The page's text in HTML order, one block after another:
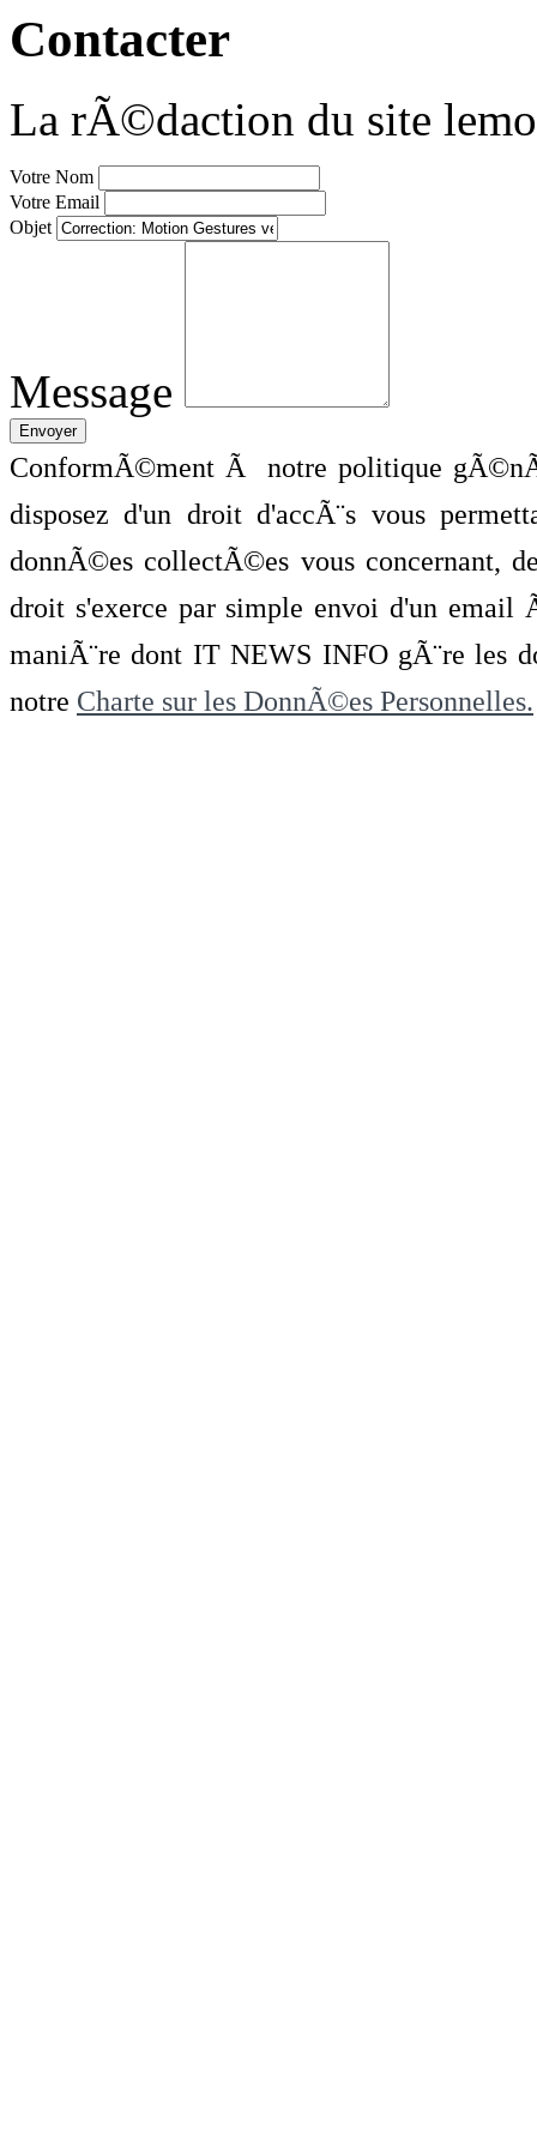
Contacter
La rÃ©daction du site
Votre Nom
Votre Email
Objet
Message
ConformÃ©ment Ã notre politique
disposez d'un droit d'accÃ¨s vous
donnÃ©es collectÃ©es vous concernant,
droit s'exerce par simple envoi d'un
maniÃ¨re dont IT NEWS INFO gÃ¨re les
notre Charte sur les DonnÃ©es Personnelles.